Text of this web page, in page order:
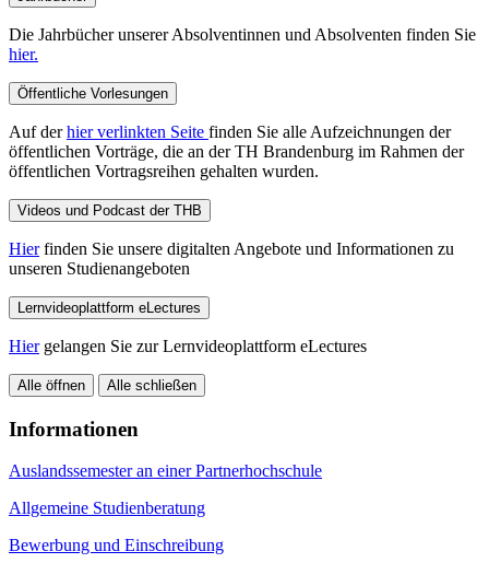
Die Jahrbücher unserer Absolventinnen und Absolventen finden Sie
hier.
Öffentliche Vorlesungen
Auf derhier verlinkten Seite finden Sie alle Aufzeichnungen der
öffentlichen Vorträge, die an der TH Brandenburg im Rahmen der
öffentlichen Vortragsreihen gehalten wurden.
Videos und Podcast der THB
Hierfinden Sie unsere digitalten Angebote und Informationen zu
unseren Studienangeboten
Lernvideoplattform eLectures
Hiergelangen Sie zur Lernvideoplattform eLectures
Alle öffnen Alle schließen
Informationen
Auslandssemester an einer Partnerhochschule
Allgemeine Studienberatung
Bewerbung und Einschreibung